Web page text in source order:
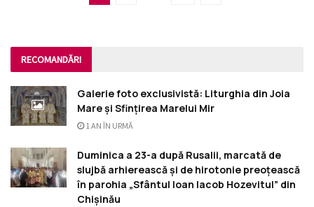
RECOMANDĂRI
Galerie foto exclusivistă: Liturghia din Joia
Mare și Sfințirea Marelui Mir
1 AN ÎN URMĂ
Duminica a 23-a după Rusalii, marcată de
slujbă arhierească și de hirotonie preoțească
în parohia „Sfântul Ioan Iacob Hozevitul” din
Chișinău